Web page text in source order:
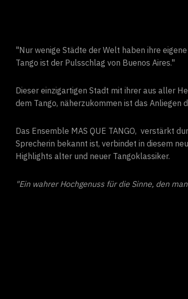
"Nur wenige Städte der Welt haben ihre
Tango ist der Pulsschlag von Buenos Aires."
Dieser einzigartigen Stadt mit ihrer aus aller
dem Tango, näherzukommen ist das Anliegen
Das Ensemble MAS QUE TANGO, verstärkt
Sprecherin bekannt ist, verbindet in diesem
Highlights alter und neuer Tangoklassiker.
"Ein wahrer Hochgenuss für die Sinne, den